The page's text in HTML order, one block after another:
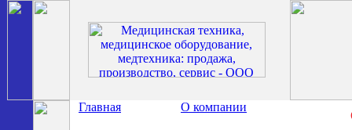
Главная О компании